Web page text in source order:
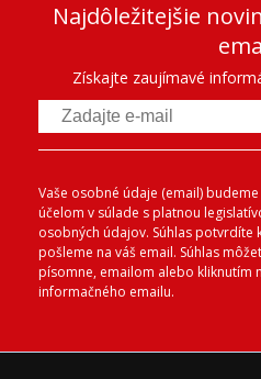
Najdôležitejšie
Získajte zaujímavé
Vaše osobné údaje (email)
účelom v súlade s platnou
osobných údajov. Súhlas potvrdíte
pošleme na váš email. Súhlas
písomne, emailom alebo kliknutím
informačného emailu.